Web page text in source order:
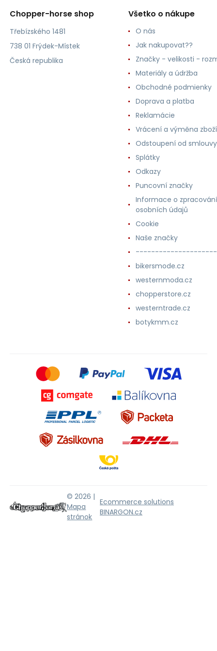
Chopper-horse shop
Třebízského 1481
738 01 Frýdek-Místek
Česká republika
Všetko o nákupe
O nás
Jak nakupovat??
Značky - velikosti -
Materiály a údržba
Obchodné podmienky
Doprava a platba
Reklamácie
Vrácení a výměna zboží
Odstoupení od smlouvy
Splátky
Odkazy
Puncovní značky
Informace o zpracování
osobních údajů
Cookie
Naše značky
bikersmode.cz
westernmoda.cz
chopperstore.cz
westerntrade.cz
botykmm.cz
© 2026 |
Mapa
stránok
Ecommerce solutions
BINARGON.cz